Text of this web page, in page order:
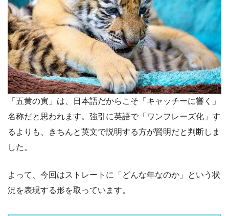
「五黄の寅」は、日本語だからこそ「キャッチーに響く」
名称だと思われます。強引に英語で「ワンフレーズ化」す
るよりも、きちんと英文で説明する方が賢明だと判断しま
した。
よって、今回はストレートに「どんな年なのか」という状
況を表現する形を取っています。